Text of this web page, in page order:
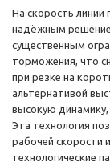
На скорость
надёжным
существенным
торможения, что
при резке на
альтернативой
высокую
Эта технология
рабочей скорости
технологические